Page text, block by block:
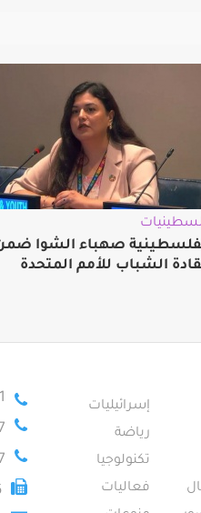
صهباء الشوا
الشباب للأمم المتحدة
إسرائيليات
رياضة
تكنولوجيا
فعاليات